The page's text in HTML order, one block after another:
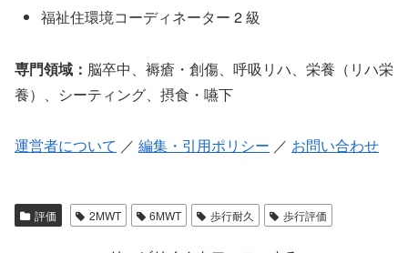
福祉住環境コーディネーター 2 級
専門領域： 脳卒中、褥瘡・創傷、呼吸リハ、栄養（リハ栄
養）、シーティング、摂食・嚥下
運営者について ／ 編集・引用ポリシー ／ お問い合わせ
評価 2MWT 6MWT 歩行耐久 歩行評価